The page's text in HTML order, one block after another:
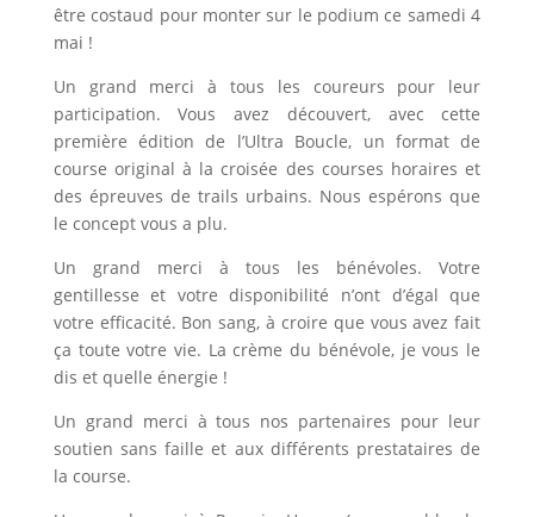
être costaud pour monter sur le podium ce samedi 4
mai !
Un grand merci à tous les coureurs pour leur
participation. Vous avez découvert, avec cette
première édition de l’Ultra Boucle, un format de
course original à la croisée des courses horaires et
des épreuves de trails urbains. Nous espérons que
le concept vous a plu.
Un grand merci à tous les bénévoles. Votre
gentillesse et votre disponibilité n’ont d’égal que
votre efficacité. Bon sang, à croire que vous avez fait
ça toute votre vie. La crème du bénévole, je vous le
dis et quelle énergie !
Un grand merci à tous nos partenaires pour leur
soutien sans faille et aux différents prestataires de
la course.